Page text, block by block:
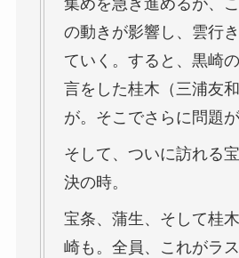
集めを急ぎ進めるが、
の動きが影響し、雲行
ていく。すると、黒崎
言をした桂木（三浦友
が。そこでさらに問題が
そして、ついに訪れる
決の時。
宝条、蒲生、そして桂
崎も。全員、これがラ